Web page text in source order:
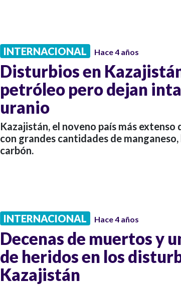
INTERNACIONAL Hace 4 años
Disturbios en
petróleo pero dejan
uranio
Kazajistán, el noveno país más extenso
con grandes cantidades de
carbón.
INTERNACIONAL Hace 4 años
Decenas de muertos y
de heridos en los
Kazajistán